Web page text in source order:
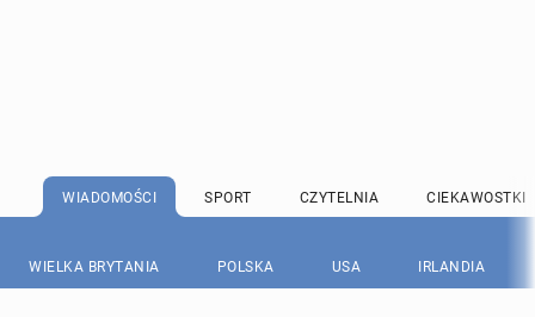
WIADOMOŚCI SPORT CZYTELNIA CIEKAWOSTKI
WIELKA BRYTANIA POLSKA USA IRLANDIA